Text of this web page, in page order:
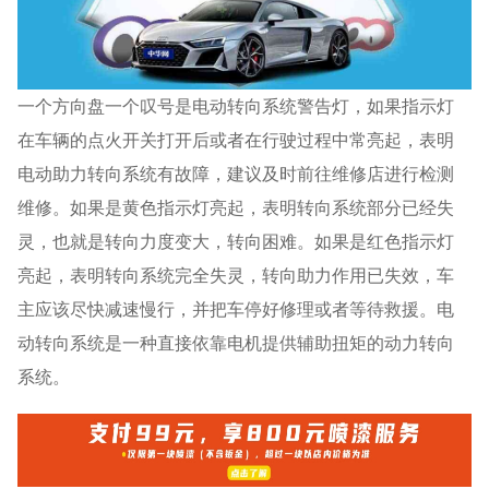
一个方向盘一个叹号是电动转向系统警告灯，如果指示灯
在车辆的点火开关打开后或者在行驶过程中常亮起，表明
电动助力转向系统有故障，建议及时前往维修店进行检测
维修。如果是黄色指示灯亮起，表明转向系统部分已经失
灵，也就是转向力度变大，转向困难。如果是红色指示灯
亮起，表明转向系统完全失灵，转向助力作用已失效，车
主应该尽快减速慢行，并把车停好修理或者等待救援。电
动转向系统是一种直接依靠电机提供辅助扭矩的动力转向
系统。